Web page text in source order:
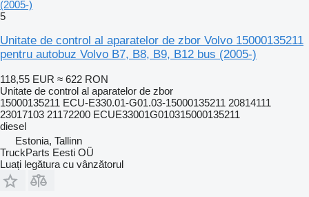
(2005-)
5
Unitate de control al aparatelor de zbor Volvo 15000135211
pentru autobuz Volvo B7, B8, B9, B12 bus (2005-)
118,55 EUR ≈ 622 RON
Unitate de control al aparatelor de zbor
15000135211 ECU-E330.01-G01.03-15000135211 20814111
23017103 21172200 ECUE33001G010315000135211
diesel
Estonia, Tallinn
TruckParts Eesti OÜ
Luați legătura cu vânzătorul